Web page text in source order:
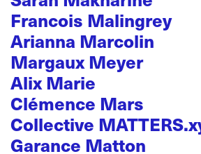
Francois Malingrey
Arianna Marcolin
Margaux Meyer
Alix Marie
Clémence Mars
Collective
Garance Matton